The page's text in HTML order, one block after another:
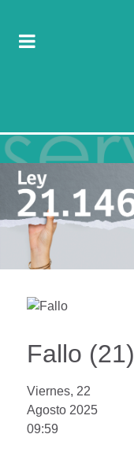
Fallo (21)
Viernes, 22
Agosto 2025
09:59